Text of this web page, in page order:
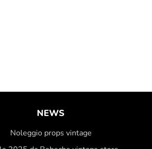
NEWS
Noleggio props vintage